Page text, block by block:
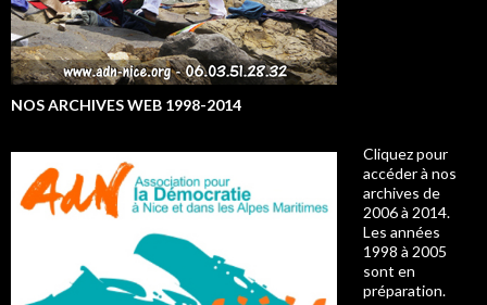
NOS ARCHIVES WEB 1998-2014
Cliquez pour
accéder à nos
archives de
2006 à 2014.
Les années
1998 à 2005
sont en
préparation.